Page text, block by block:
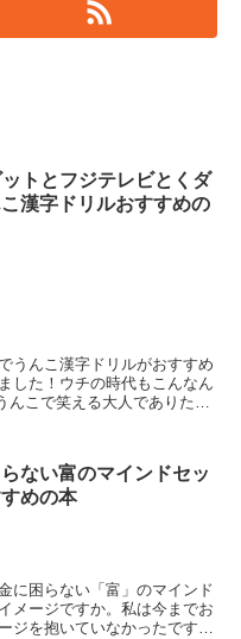
トとフジテレビとくダ
漢字ドリルおすすめの
うんこ漢字ドリルがおすすめ
した！ウチの時代もこんなん
こで笑える大人でありたい
ない富のマインドセッ
すめの本
に困らない「富」のマインド
メージですか。私は今までお
ジを抱いていなかったです。